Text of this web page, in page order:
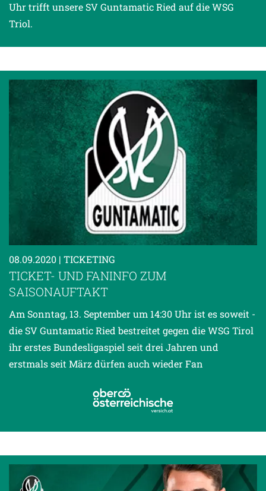
Uhr trifft unsere SV Guntamatic Ried auf die WSG
Triol.
08.09.2020 | TICKETING
TICKET- UND FANINFO ZUM
SAISONAUFTAKT
Am Sonntag, 13. September um 14:30 Uhr ist es soweit -
die SV Guntamatic Ried bestreitet gegen die WSG Tirol
ihr erstes Bundesligaspiel seit drei Jahren und
erstmals seit März dürfen auch wieder Fan